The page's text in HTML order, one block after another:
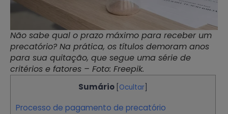
Não sabe qual o prazo máximo para receber um
precatório? Na prática, os títulos demoram anos
para sua quitação, que segue uma série de
critérios e fatores – Foto: Freepik.
Sumário Ocultar
Processo de pagamento de precatório